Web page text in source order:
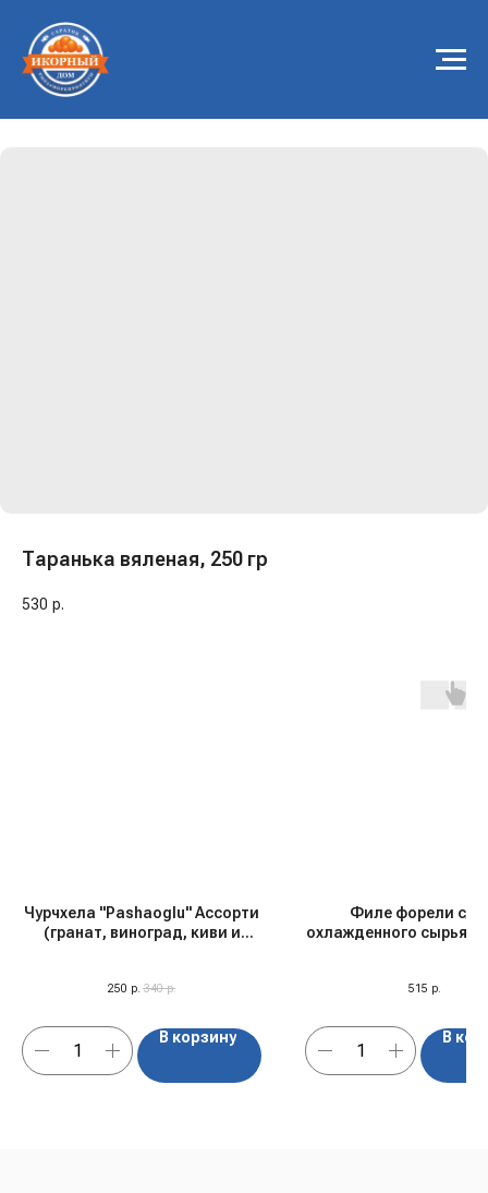
Таранька вяленая, 250 гр
530 р.
Чурчхела "Pashaoglu" Ассорти
(гранат, виноград, киви и
250 р. 340 р.
В корзину
Филе форели с/с
охлажденного сырья
515 р.
В